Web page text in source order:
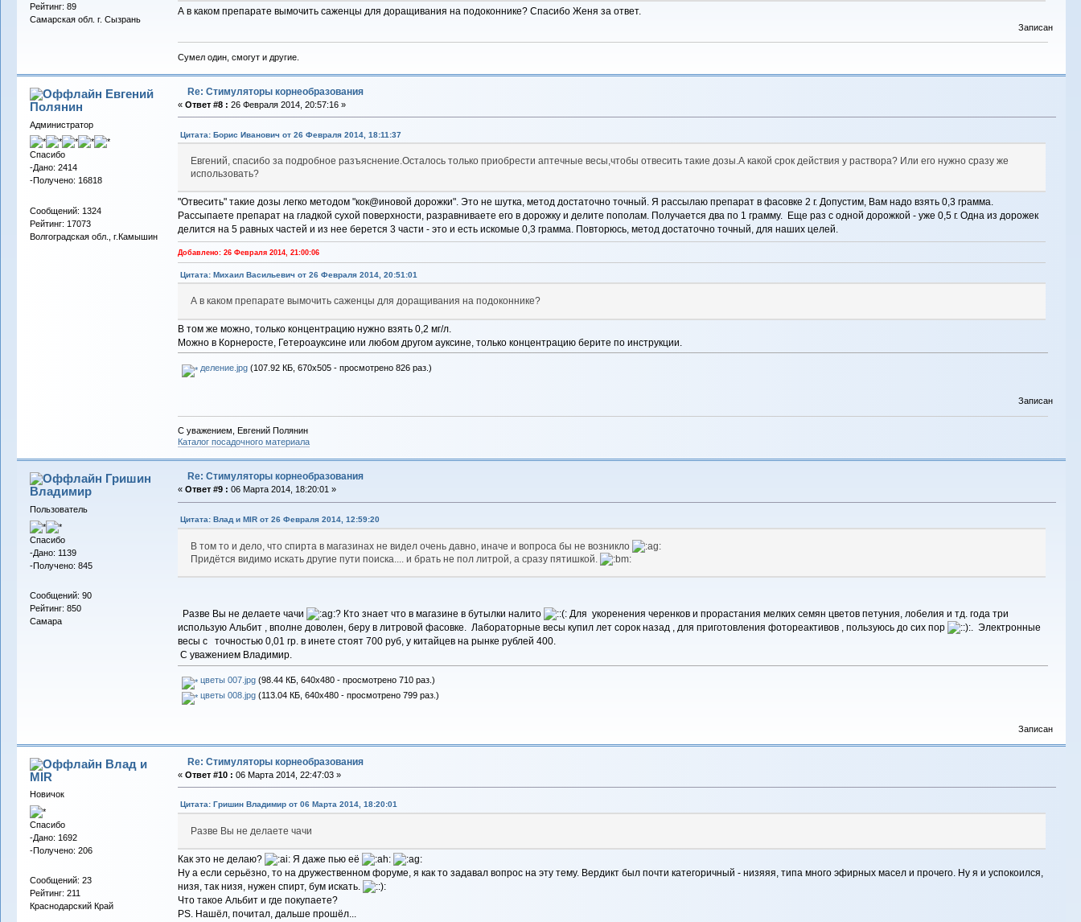
Рейтинг: 89
Самарская обл. г. Сызрань
А в каком препарате вымочить саженцы для доращивания на подоконнике? Спасибо Женя за ответ.
Записан
Сумел один, смогут и другие.
Евгений
Полянин
Администратор
Спасибо
-Дано: 2414
-Получено: 16818
Сообщений: 1324
Рейтинг: 17073
Волгоградская обл., г.Камышин
Re: Стимуляторы корнеобразования
« Ответ #8 : 26 Февраля 2014, 20:57:16 »
Цитата: Борис Иванович от 26 Февраля 2014, 18:11:37
Евгений, спасибо за подробное разъяснение.Осталось только приобрести аптечные весы,чтобы отвесить такие дозы.А какой срок действия у раствора? Или его нужно сразу же
использовать?
"Отвесить" такие дозы легко методом "кок@иновой дорожки". Это не шутка, метод достаточно точный. Я рассылаю препарат в фасовке 2 г. Допустим, Вам надо взять 0,3 грамма.
Рассыпаете препарат на гладкой сухой поверхности, разравниваете его в дорожку и делите пополам. Получается два по 1 грамму. Еще раз с одной дорожкой - уже 0,5 г. Одна из дорожек
делится на 5 равных частей и из нее берется 3 части - это и есть искомые 0,3 грамма. Повторюсь, метод достаточно точный, для наших целей.
Добавлено: 26 Февраля 2014, 21:00:06
Цитата: Михаил Васильевич от 26 Февраля 2014, 20:51:01
А в каком препарате вымочить саженцы для доращивания на подоконнике?
В том же можно, только концентрацию нужно взять 0,2 мг/л.
Можно в Корнеросте, Гетероауксине или любом другом ауксине, только концентрацию берите по инструкции.
деление.jpg(107.92 КБ, 670x505 - просмотрено 826 раз.)
Записан
С уважением, Евгений Полянин
Каталог посадочного материала
Гришин
Владимир
Пользователь
Спасибо
-Дано: 1139
-Получено: 845
Сообщений: 90
Рейтинг: 850
Самара
Re: Стимуляторы корнеобразования
« Ответ #9 : 06 Марта 2014, 18:20:01 »
Цитата: Влад и MIR от 26 Февраля 2014, 12:59:20
В том то и дело, что спирта в магазинах не видел очень давно, иначе и вопроса бы не возникло
Придётся видимо искать другие пути поиска.... и брать не пол литрой, а сразу пятишкой.
Разве Вы не делаете чачи ? Кто знает что в магазине в бутылки налито
Для укоренения черенков и прорастания мелких семян цветов петуния, лобелия и тд. года три
использую Альбит , вполне доволен, беру в литровой фасовке. Лабораторные весы купил лет сорок назад , для приготовления фотореактивов , пользуюсь до сих пор
. Электронные
весы с точностью 0,01 гр. в инете стоят 700 руб, у китайцев на рынке рублей 400.
С уважением Владимир.
цветы 007.jpg(98.44 КБ, 640x480 - просмотрено 710 раз.)
цветы 008.jpg(113.04 КБ, 640x480 - просмотрено 799 раз.)
Записан
Влад и
MIR
Новичок
Спасибо
-Дано: 1692
-Получено: 206
Сообщений: 23
Рейтинг: 211
Краснодарский Край
Re: Стимуляторы корнеобразования
« Ответ #10 : 06 Марта 2014, 22:47:03 »
Цитата: Гришин Владимир от 06 Марта 2014, 18:20:01
Разве Вы не делаете чачи
Как это не делаю?
Я даже пью её
Ну а если серьёзно, то на дружественном форуме, я как то задавал вопрос на эту тему. Вердикт был почти категоричный - низяяя, типа много эфирных масел и прочего. Ну я и успокоился,
низя, так низя, нужен спирт, бум искать.
Что такое Альбит и где покупаете?
PS. Нашёл, почитал, дальше прошёл...